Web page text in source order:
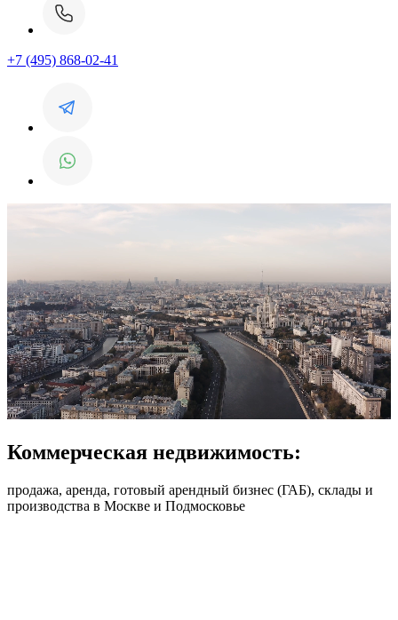
+7 (495) 868-02-41
Коммерческая недвижимость:
продажа, аренда, готовый арендный бизнес (ГАБ), склады и
производства в Москве и Подмосковье